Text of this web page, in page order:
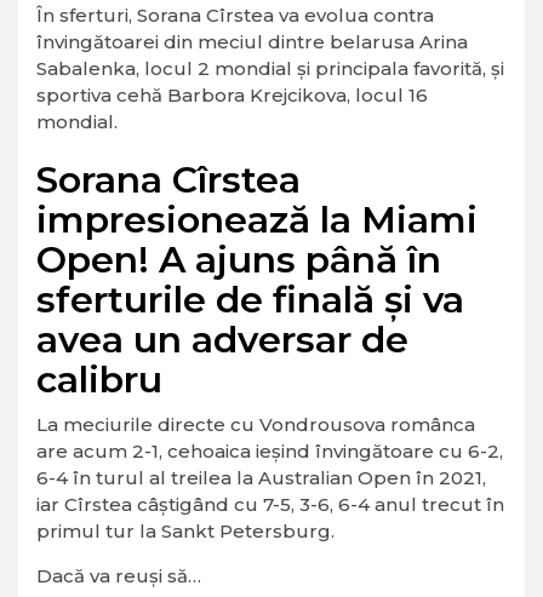
În sferturi, Sorana Cîrstea va evolua contra
învingătoarei din meciul dintre belarusa Arina
Sabalenka, locul 2 mondial şi principala favorită, şi
sportiva cehă Barbora Krejcikova, locul 16
mondial.
Sorana Cîrstea
impresionează la Miami
Open! A ajuns până în
sferturile de finală și va
avea un adversar de
calibru
La meciurile directe cu Vondrousova românca
are acum 2-1, cehoaica ieşind învingătoare cu 6-2,
6-4 în turul al treilea la Australian Open în 2021,
iar Cîrstea câştigând cu 7-5, 3-6, 6-4 anul trecut în
primul tur la Sankt Petersburg.
Dacă va reuși să…